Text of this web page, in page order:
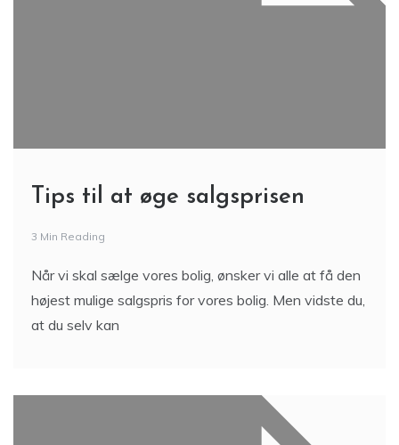
Tips til at øge salgsprisen
3 Min Reading
Når vi skal sælge vores bolig, ønsker vi alle at få den
højest mulige salgspris for vores bolig. Men vidste du,
at du selv kan